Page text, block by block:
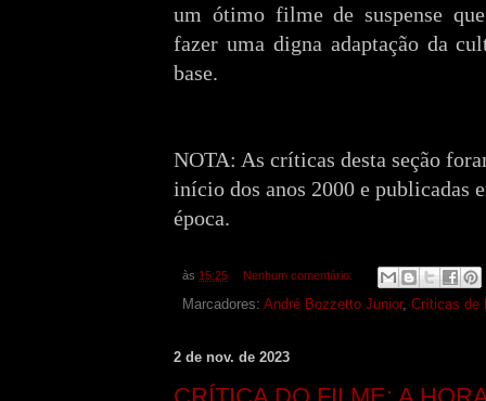
um ótimo filme de suspense
fazer uma digna adaptação da
base.
NOTA: As críticas desta seção
início dos anos 2000 e publicadas
época.
às 15:25 Nenhum comentário:
Marcadores: André Bozzetto Junior, Críticas de
2 de nov. de 2023